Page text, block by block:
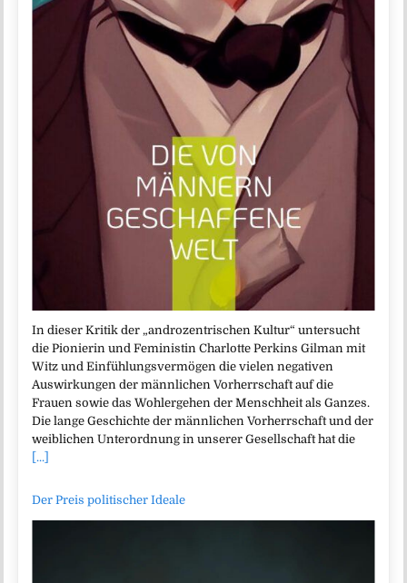
In dieser Kritik der „androzentrischen Kultur“ untersucht
die Pionierin und Feministin Charlotte Perkins Gilman mit
Witz und Einfühlungsvermögen die vielen negativen
Auswirkungen der männlichen Vorherrschaft auf die
Frauen sowie das Wohlergehen der Menschheit als Ganzes.
Die lange Geschichte der männlichen Vorherrschaft und der
weiblichen Unterordnung in unserer Gesellschaft hat die
[...]
Der Preis politischer Ideale